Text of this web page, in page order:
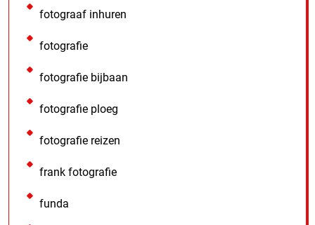
fotograaf inhuren
fotografie
fotografie bijbaan
fotografie ploeg
fotografie reizen
frank fotografie
funda